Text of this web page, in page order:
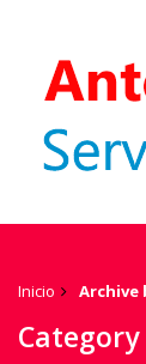
Inicio Archive